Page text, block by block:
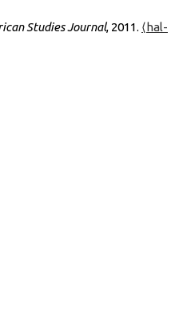
Studies Journal, 2011. ⟨hal-